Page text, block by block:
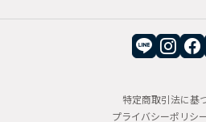
特定商取引法に基
プライバシーポリシ